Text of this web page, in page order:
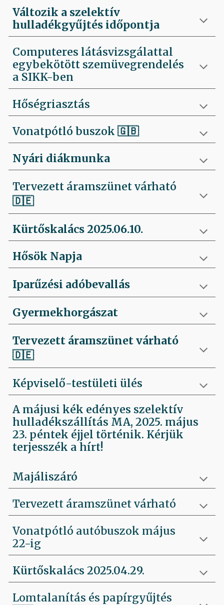
Változik a szelektív
hulladékgyűjtés időpontja
Computeres látásvizsgálattal
egybekötött szemüvegrendelés
a SIKK-ben
Hőségriasztás
Vonatpótló buszok 🇬🇧
Nyári diákmunka
Tervezett áramszünet várható
🇩🇪
Kürtőskalács 2025.06.10.
Hősök Napja
Iparűzési adóbevallás
Gyermekhorgászat
Tervezett áramszünet várható
🇩🇪
Képviselő-testületi ülés
A májusi kék edényes szelektív
hulladékszállítás MA, 2025. május
23. péntek éjjel történik. Kérjük
terjesszék a hírt!
Majáliszáró
Tervezett áramszünet várható
Vonatpótló autóbuszok május
22-ig
Kürtőskalács 2025.04.29.
Lomtalanítás és papírgyűjtés